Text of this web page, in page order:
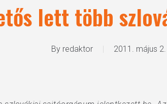
lett több
By redaktor 2011. május 2.